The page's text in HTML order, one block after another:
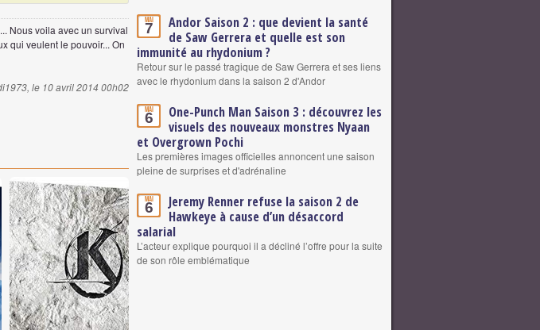
Nous voila avec un survival
qui veulent le pouvoir... On
le 10 avril 2014 00h02
Mai
7
Andor Saison 2 : que devient la santé
de Saw Gerrera et quelle est son
immunité au rhydonium ?
Retour sur le passé tragique de Saw Gerrera et ses liens
avec le rhydonium dans la saison 2 d'Andor
Mai
6
One-Punch Man Saison 3 : découvrez les
visuels des nouveaux monstres Nyaan
et Overgrown Pochi
Les premières images officielles annoncent une saison
pleine de surprises et d'adrénaline
Mai
6
Jeremy Renner refuse la saison 2 de
Hawkeye à cause d’un désaccord
salarial
L’acteur explique pourquoi il a décliné l’offre pour la suite
de son rôle emblématique